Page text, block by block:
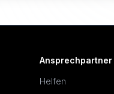
Ansprechpartner
Helfen